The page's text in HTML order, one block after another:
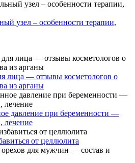
узел – особенности терапии,
лица — отзывы косметологов о
из арганы
давление при беременности —
лечение
от целлюлита